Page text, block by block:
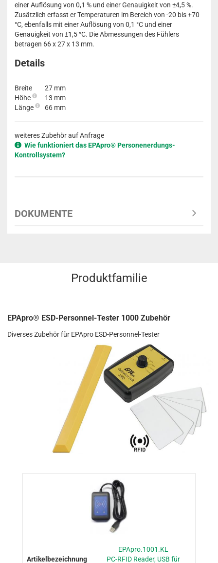
einer Auflösung von 0,1 % und einer Genauigkeit von ±4,5 %.
Zusätzlich erfasst er Temperaturen im Bereich von -20 bis +70
°C, ebenfalls mit einer Auflösung von 0,1 °C und einer
Genauigkeit von ±1,5 °C. Die Abmessungen des Fühlers
betragen 66 x 27 x 13 mm.
Details
Breite
27 mm
Höhe
13 mm
Länge
66 mm
weiteres Zubehör auf Anfrage
Wie funktioniert das EPApro® Personenerdungs-
Kontrollsystem?
DOKUMENTE
Produktfamilie
EPApro® ESD-Personnel-Tester 1000 Zubehör
Diverses Zubehör für EPApro ESD-Personnel-Tester
EPApro.1001.KL
PC-RFID Reader, USB für